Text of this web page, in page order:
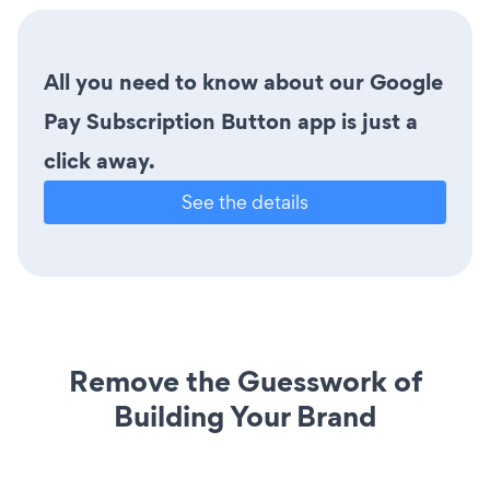
All you need to know about our Google
Pay Subscription Button app is just a
click away.
See the details
Remove the Guesswork of
Building Your Brand